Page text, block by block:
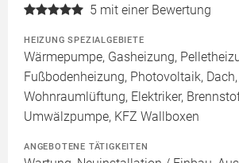
5 mit einer Bewertung
HEIZUNG SPEZIALGEBIETE
Wärmepumpe, Gasheizung,
Fußbodenheizung, Photovoltaik,
Wohnraumlüftung, Elektriker,
Umwälzpumpe, KFZ Wallboxen
ANGEBOTENE TÄTIGKEITEN